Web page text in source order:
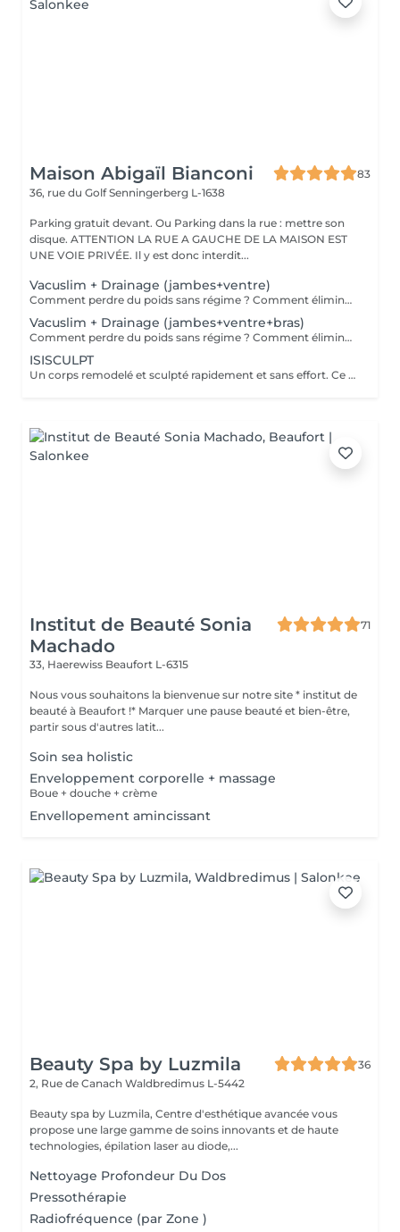
Maison Abigaïl Bianconi
83
36, rue du GolfSenningerberg L-1638
Parking gratuit devant. Ou Parking dans la rue : mettre son
disque. ATTENTION LA RUE A GAUCHE DE LA MAISON EST
UNE VOIE PRIVÉE. Il y est donc interdit...
Vacuslim + Drainage (jambes+ventre)
Comment perdre du poids sans régime ? Comment éliminer la cellulite sans faire de sport ? Et si votre peau devenait plus belle, plus douce, plus ferme naturellement ? Découvrez Vacuslim 48 une méthode innovante et non invasive qui utilise un emballage sous vide pour booster les fonctions naturelles de votre corps. Grâce à une pénétration rapide et profonde des actifs puissants, les résultats sont visibles dès la première séance. Les bienfaits de Vacuslim 48 : Réduction visible de la cellulite Remodelage corporel ciblé Raffermissement intense de la peau Peau douce, satinée, plus élastique Vergetures visiblement atténuées Jusqu'à 8 à 19 cm de circonférence perdus (moyenne totale mesurée sur plusieurs zones) dès la première séance À utiliser en soin seul ou entre deux séances de Maderothérapie pour des résultats amplifiés et durables. Offrez à votre corps un soin complet, sans douleur, sans sport, sans régime. Vacuslim 48 votre nouvelle routine minceur et peau parfaite.
Vacuslim + Drainage (jambes+ventre+bras)
Comment perdre du poids sans régime ? Comment éliminer la cellulite sans faire de sport ? Et si votre peau devenait plus belle, plus douce, plus ferme naturellement ? Découvrez Vacuslim 48 une méthode innovante et non invasive qui utilise un emballage sous vide pour booster les fonctions naturelles de votre corps. Grâce à une pénétration rapide et profonde des actifs puissants, les résultats sont visibles dès la première séance. Les bienfaits de Vacuslim 48 : Réduction visible de la cellulite Remodelage corporel ciblé Raffermissement intense de la peau Peau douce, satinée, plus élastique Vergetures visiblement atténuées Jusqu'à 8 à 19 cm de circonférence perdus (moyenne totale mesurée sur plusieurs zones) dès la première séance À utiliser en soin seul ou entre deux séances de Maderothérapie pour des résultats amplifiés et durables. Offrez à votre corps un soin complet, sans douleur, sans sport, sans régime. Vacuslim 48 votre nouvelle routine minceur et peau parfaite.
ISISCULPT
Un corps remodelé et sculpté rapidement et sans effort. Ce soin de haute technologie utilise les champs électro magnétiques Isis Sculpt pour se muscler et affiner sa silhouette. Le principe est l'utilisation d'un champ électromagnétique focalisé permettant 20 000 contractions musculaires profondes et sans effort. Ces contractions agissent 7 cm en profondeur. Résultats : plus de muscles, de force, d'énergie, moins de gras, moins de toxines et de stress. La silhouette est remodelée, affinée et tonifiée. Les résultats sont visibles dès la première séance. Une cure de 6 séances est conseillée pour mincir et remodeler la silhouette.
Institut de Beauté Sonia
Machado
71
33, Haerewiss Beaufort L-6315
Nous vous souhaitons la bienvenue sur notre site * institut de
beauté à Beaufort !* Marquer une pause beauté et bien-être,
partir sous d'autres latit...
Soin sea holistic
Enveloppement corporelle + massage
Boue + douche + crème
Envellopement amincissant
Beauty Spa by Luzmila
36
2, Rue de Canach Waldbredimus L-5442
Beauty spa by Luzmila, Centre d'esthétique avancée vous
propose une large gamme de soins innovants et de haute
technologies, épilation laser au diode,...
Nettoyage Profondeur Du Dos
Pressothérapie
Radiofréquence (par Zone )